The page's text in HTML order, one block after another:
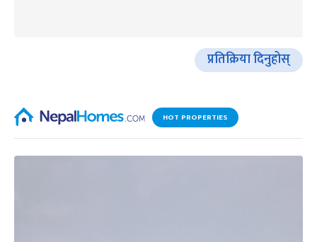
प्रतिक्रिया दिनुहोस्
HOT PROPERTIES